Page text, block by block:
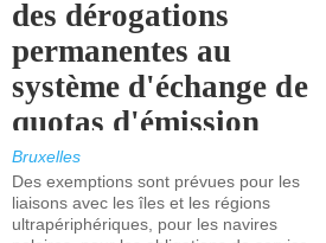
des dérogations
permanentes au
système d'échange de
quotas d'émission
maritimes de l'UE
après 2030.
Bruxelles
Des exemptions sont prévues pour les
liaisons avec les îles et les régions
ultrapériphériques, pour les navires